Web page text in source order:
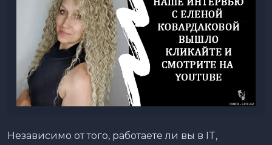
Независимо от того, работаете ли вы в IT,